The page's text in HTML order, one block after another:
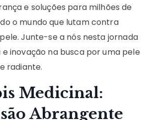
e soluções para milhões de
o mundo que lutam contra
Junte-se a nós nesta jornada
inovação na busca por uma pele
radiante.
Medicinal:
Abrangente